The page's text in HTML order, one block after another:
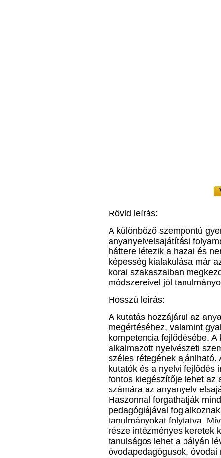
Rövid leírás:
A különböző szempontú
anyanyelvelsajátítási
háttere létezik a hazai és
képesség kialakulása már
korai szakaszaiban
módszereivel jól
Hosszú leírás:
A kutatás hozzájárul az
megértéséhez, valamint
kompetencia fejlődésébe.
alkalmazott nyelvészeti
széles rétegének ajánlható.
kutatók és a nyelvi fejlődés
fontos kiegészítője lehet az
számára az anyanyelv
Haszonnal forgathatják
pedagógiájával
tanulmányokat folytatva.
része intézményes keretek
tanulságos lehet a pályán
óvodapedagógusok,